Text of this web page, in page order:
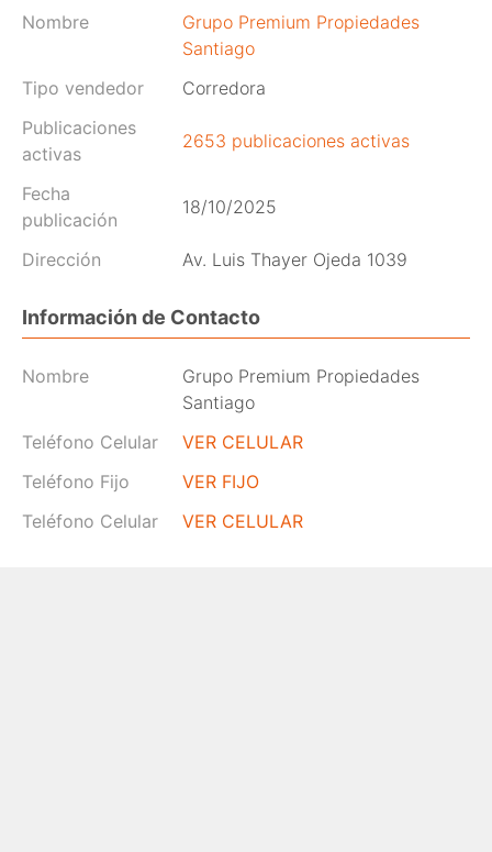
Nombre
Grupo Premium Propiedades
Santiago
Tipo vendedor
Corredora
Publicaciones
activas
2653 publicaciones activas
Fecha
publicación
18/10/2025
Dirección Av. Luis Thayer Ojeda 1039
Información de Contacto
Nombre
Grupo Premium Propiedades
Santiago
Teléfono Celular
VER CELULAR
Teléfono Fijo
VER FIJO
Teléfono Celular
VER CELULAR